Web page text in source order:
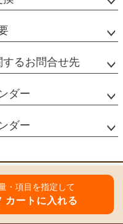
・項目を指定して
カートに入れる
るお問合せ先
ダー
ダー
All Rights reserved.